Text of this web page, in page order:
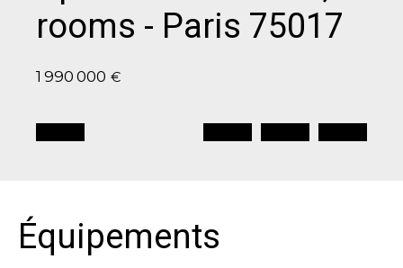
rooms - Paris 75017
1 990 000 €
Équipements